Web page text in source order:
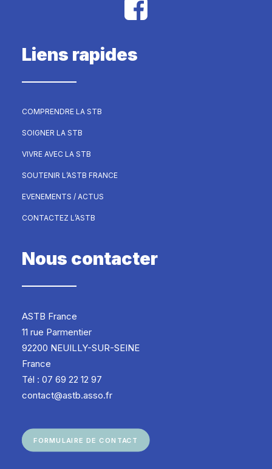
Liens rapides
COMPRENDRE LA STB
SOIGNER LA STB
VIVRE AVEC LA STB
SOUTENIR L’ASTB FRANCE
EVENEMENTS / ACTUS
CONTACTEZ L’ASTB
Nous contacter
ASTB France
11 rue Parmentier
92200 NEUILLY-SUR-SEINE
France
Tél : 07 69 22 12 97
contact@astb.asso.fr
FORMULAIRE DE CONTACT